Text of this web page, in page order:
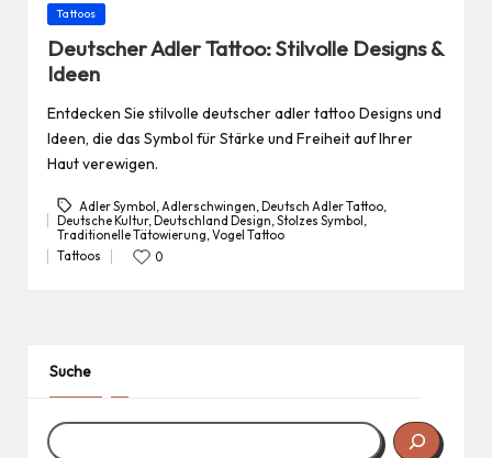
Posted
Tattoos
Deutscher Adler Tattoo: Stilvolle Designs &
Ideen
Entdecken Sie stilvolle deutscher adler tattoo Designs und
Ideen, die das Symbol für Stärke und Freiheit auf Ihrer
Haut verewigen.
Tags:
Adler Symbol Adlerschwingen Deutsch Adler Tattoo,
Deutsche Kultur, Deutschland Design Stolzes Symbol
Traditionelle Tätowierung Vogel Tattoo
Posted
Tattoos 0
Suche